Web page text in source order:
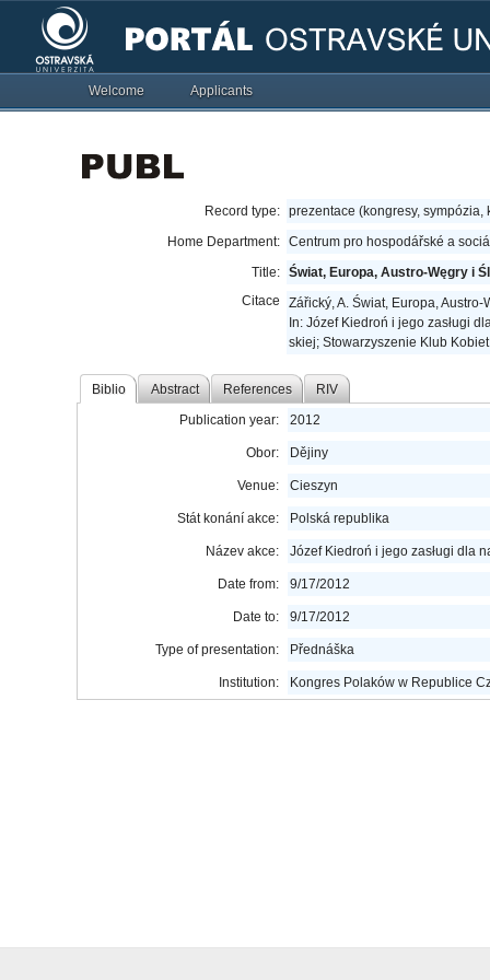
Welcome Applicants
Record type: prezentace (kongresy, sympózia,
Home Department: Centrum pro hospodářské a
Title: Świat, Europa, Austro-Węgry i
Citace
Zářický, A. Świat, Europa,
In: Józef Kie­droń i jego zasługi
skiej; Sto­wa­rzy­sze­nie Klub
Biblio Abstract References RIV
Publication year: 2012
Obor: Dějiny
Venue: Cieszyn
Stát konání akce: Polská republika
Název akce: Józef Kie­droń i jego zasługi dla
Date from: 9/17/2012
Date to: 9/17/2012
Type of presentation: Přednáška
Institution: Kon­gres Pola­ków w Repu­blice